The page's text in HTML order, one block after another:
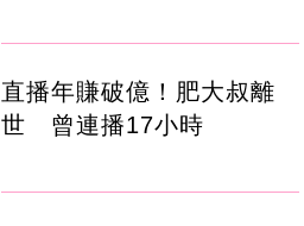
直播年賺破億！肥大叔離
世 曾連播17小時